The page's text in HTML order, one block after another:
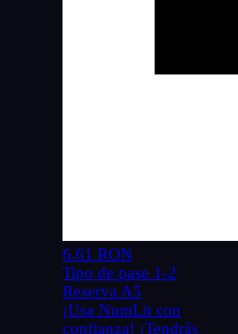
6.61 RON
Tipo de pase 1-2
Reserva A5
¡Usa NumLit con
confianza! ¡Tendrás